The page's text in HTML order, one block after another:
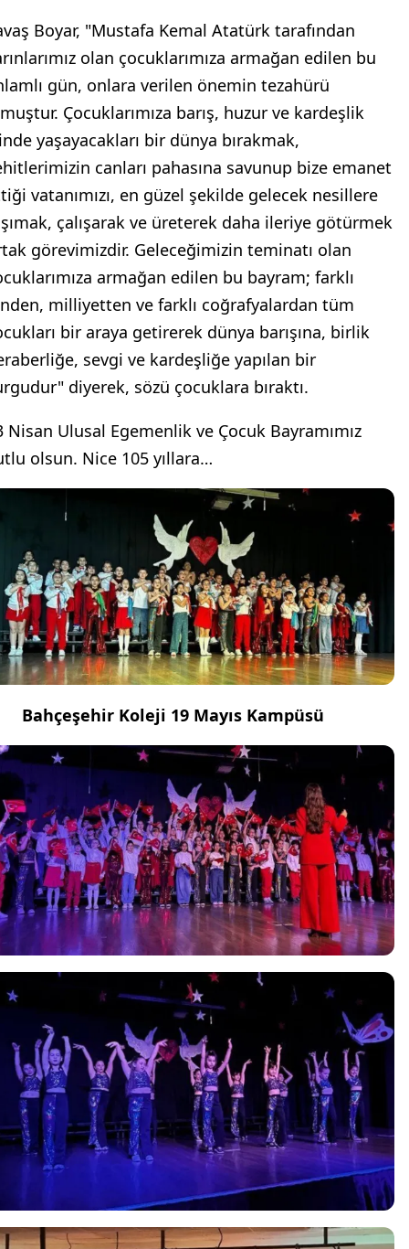
Boyar, "Mustafa Kemal Atatürk tarafından
olan çocuklarımıza armağan edilen bu
gün, onlara verilen önemin tezahürü
Çocuklarımıza barış, huzur ve kardeşlik
yaşayacakları bir dünya bırakmak,
canları pahasına savunup bize emanet
vatanımızı, en güzel şekilde gelecek nesillere
çalışarak ve üreterek daha ileriye götürmek
görevimizdir. Geleceğimizin teminatı olan
armağan edilen bu bayram; farklı
milliyetten ve farklı coğrafyalardan tüm
bir araya getirerek dünya barışına, birlik
sevgi ve kardeşliğe yapılan bir
diyerek, sözü çocuklara bıraktı.
Nisan Ulusal Egemenlik ve Çocuk Bayramımız
olsun. Nice 105 yıllara…
Bahçeşehir Koleji 19 Mayıs Kampüsü